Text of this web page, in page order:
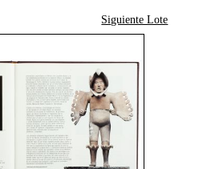
Siguiente Lote